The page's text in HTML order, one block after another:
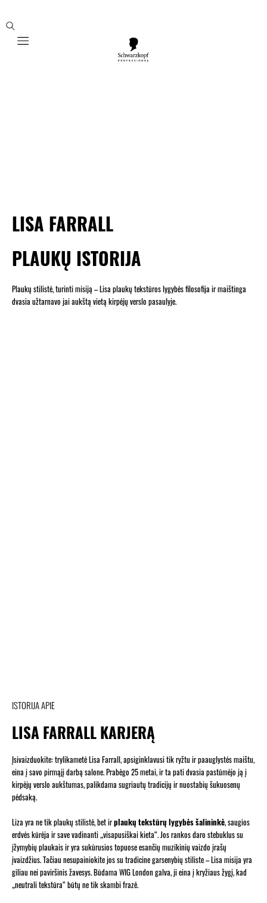
Mobile navigation
LISA FARRALL
PLAUKŲ ISTORIJA
Plaukų stilistė, turinti misiją – Lisa plaukų tekstūros lygybės filosofija ir maištinga
dvasia užtarnavo jai aukštą vietą kirpėjų verslo pasaulyje.
ISTORIJA APIE
LISA FARRALL KARJERĄ
Įsivaizduokite: trylikametė Lisa Farrall, apsiginklavusi tik ryžtu ir paauglystės maištu,
eina į savo pirmąjį darbą salone. Prabėgo 25 metai, ir ta pati dvasia pastūmėjo ją į
kirpėjų verslo aukštumas, palikdama sugriautų tradicijų ir nuostabių šukuosenų
pėdsaką.
Liza yra ne tik plaukų stilistė, bet irplaukų tekstūrų lygybės šalininkė, saugios
erdvės kūrėja ir save vadinanti „visapusiškai kieta“. Jos rankos daro stebuklus su
įžymybių plaukais ir yra sukūrusios topuose esančių muzikinių vaizdo įrašų
įvaizdžius. Tačiau nesupainiokite jos su tradicine garsenybių stiliste – Lisa misija yra
giliau nei paviršinis žavesys. Būdama WIG London galva, ji eina į kryžiaus žygį, kad
„neutrali tekstūra“ būtų ne tik skambi frazė.